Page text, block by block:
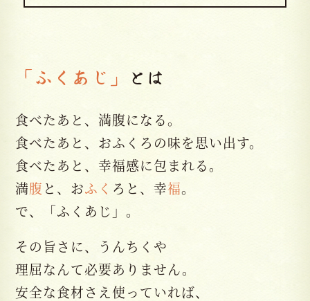
「ふくあじ」 とは
食べたあと、満腹になる。
食べたあと、おふくろの味を思い出す。
食べたあと、幸福感に包まれる。
満腹 と、おふく ろと、幸福。
で、「ふくあじ」。
その旨さに、うんちくや
理屈なんて必要ありません。
安全な食材さえ使っていれば、